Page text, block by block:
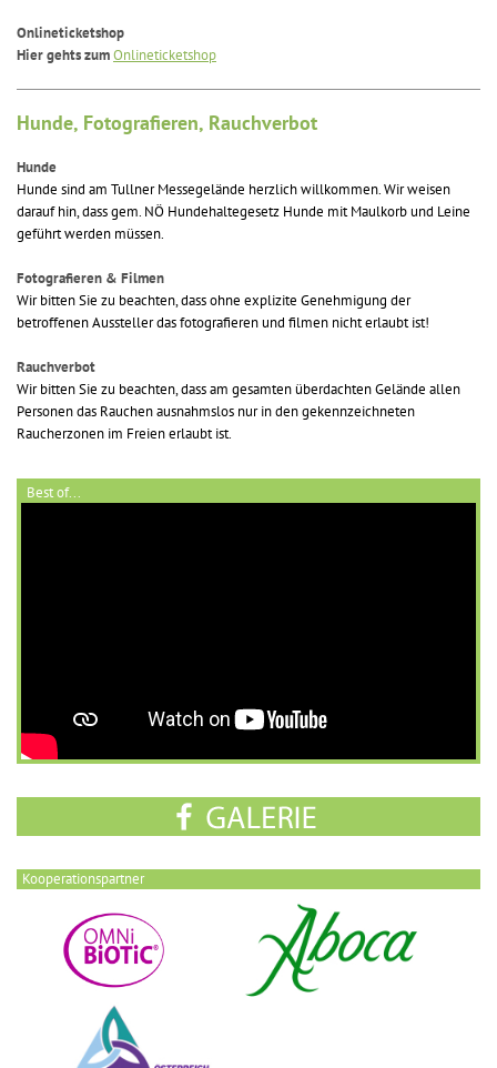
Onlineticketshop
Hier gehts zumOnlineticketshop
Hunde, Fotografieren, Rauchverbot
Hunde
Hunde sind am Tullner Messegelände herzlich willkommen. Wir weisen
darauf hin, dass gem. NÖ Hundehaltegesetz Hunde mit Maulkorb und Leine
geführt werden müssen.
Fotografieren & Filmen
Wir bitten Sie zu beachten, dass ohne explizite Genehmigung der
betroffenen Aussteller das fotografieren und filmen nicht erlaubt ist!
Rauchverbot
Wir bitten Sie zu beachten, dass am gesamten überdachten Gelände allen
Personen das Rauchen ausnahmslos nur in den gekennzeichneten
Raucherzonen im Freien erlaubt ist.
Best of...
Kooperationspartner